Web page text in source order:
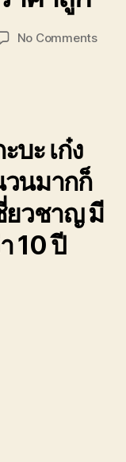
No Commentson
บะ เก๋ง
วนมากก็
ยวชาญ มี
10 ปี